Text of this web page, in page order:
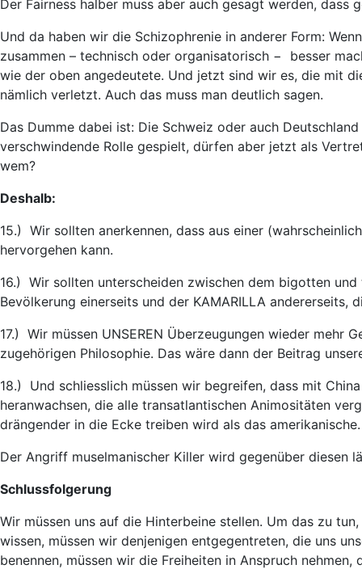
Der Fairness halber muss aber auch gesagt werden, dass
Und da haben wir die Schizophrenie in anderer Form:
zusammen – technisch oder organisatorisch − besser
wie der oben angedeutete. Und jetzt sind wir es, die mit
nämlich verletzt. Auch das muss man deutlich sagen.
Das Dumme dabei ist: Die Schweiz oder auch
verschwindende Rolle gespielt, dürfen aber jetzt als
wem?
Deshalb:
15.) Wir sollten anerkennen, dass aus einer
hervorgehen kann.
16.) Wir sollten unterscheiden zwischen dem bigotten
Bevölkerung einerseits und der KAMARILLA
17.) Wir müssen UNSEREN Überzeugungen wieder mehr
zugehörigen Philosophie. Das wäre dann der Beitrag
18.) Und schliesslich müssen wir begreifen, dass mit
heranwachsen, die alle transatlantischen Animositäten
drängender in die Ecke treiben wird als das
Der Angriff muselmanischer Killer wird gegenüber diesen
Schlussfolgerung
Wir müssen uns auf die Hinterbeine stellen. Um das zu
wissen, müssen wir denjenigen entgegentreten, die uns
benennen, müssen wir die Freiheiten in Anspruch